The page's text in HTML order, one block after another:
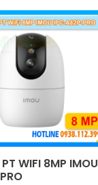
với công nghệ
WIFI 8MP IMOU